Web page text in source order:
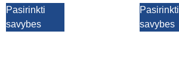
Pasirinkti
savybes
Pasirinkti
savybes